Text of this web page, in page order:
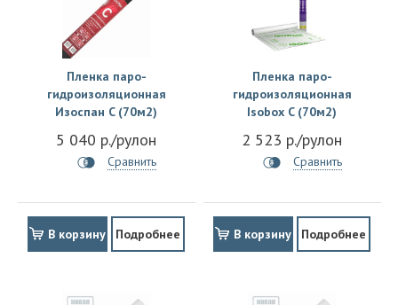
Пленка паро-
гидроизоляционная
Изоспан C (70м2)
5 040 р./рулон
Сравнить
В корзину Подробнее
Пленка паро-
гидроизоляционная
Isobox C (70м2)
2 523 р./рулон
Сравнить
В корзину Подробнее